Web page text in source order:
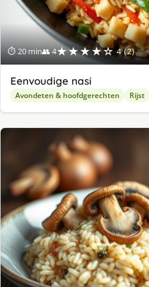
⏱ 20 min👥 4★★★★☆ 4 (2)
Eenvoudige nasi
Avondeten & hoofdgerechten Rijst